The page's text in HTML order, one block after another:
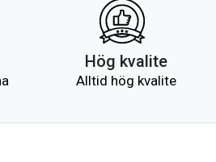
Hög kvalite
Alltid hög kvalite